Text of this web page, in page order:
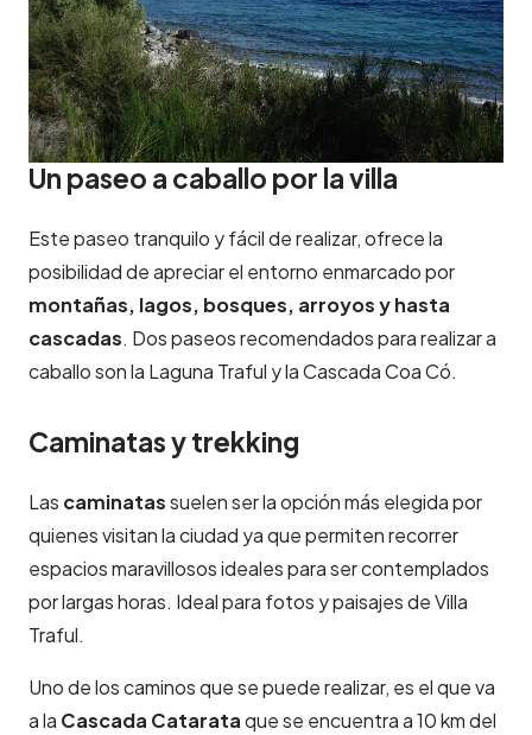
Un paseo a caballo por la villa
Este paseo tranquilo y fácil de realizar, ofrece la
posibilidad de apreciar el entorno enmarcado por
montañas, lagos, bosques, arroyos y hasta
cascadas. Dos paseos recomendados para realizar a
caballo son la Laguna Traful y la Cascada Coa Có.
Caminatas y trekking
Las caminatassuelen ser la opción más elegida por
quienes visitan la ciudad ya que permiten recorrer
espacios maravillosos ideales para ser contemplados
por largas horas. Ideal para fotos y paisajes de Villa
Traful.
Uno de los caminos que se puede realizar, es el que va
a la Cascada Catarataque se encuentra a 10 km del